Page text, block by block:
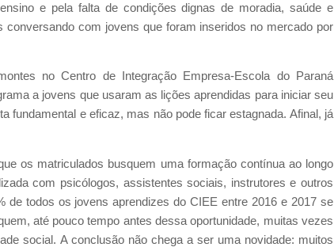
e pela falta de condições dignas de moradia, saúde e
com jovens que foram inseridos no mercado por
no Centro de Integração Empresa-Escola do Paraná
a jovens que usaram as lições aprendidas para iniciar seu
fundamental e eficaz, mas não pode ficar estagnada. Afinal, já
os matriculados busquem uma formação contínua ao longo
com psicólogos, assistentes sociais, instrutores e outros
de todos os jovens aprendizes do CIEE entre 2016 e 2017 se
até pouco tempo antes dessa oportunidade, muitas vezes
social. A conclusão não chega a ser uma novidade: muitos